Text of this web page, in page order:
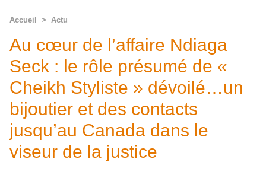
Accueil > Actu
Au cœur de l’affaire Ndiaga
Seck : le rôle présumé de «
Cheikh Styliste » dévoilé…un
bijoutier et des contacts
jusqu’au Canada dans le
viseur de la justice